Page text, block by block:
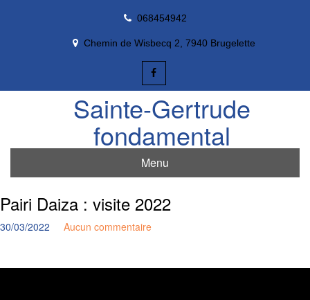
068454942
Chemin de Wisbecq 2, 7940 Brugelette
Sainte-Gertrude
fondamental
Menu
Pairi Daiza : visite 2022
30/03/2022 Aucun commentaire